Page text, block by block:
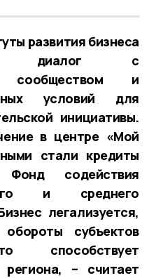
развития бизнеса
диалог с
сообществом и
условий для
инициативы.
в центре «Мой
стали кредиты
Фонд содействия
и среднего
легализуется,
субъектов
способствует
региона, – считает